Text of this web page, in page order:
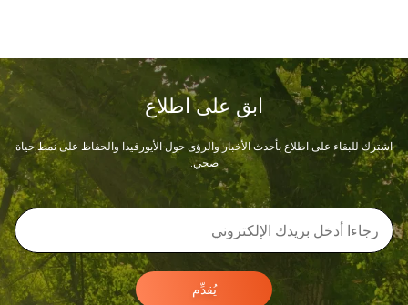
ابق على اطلاع
اشترك للبقاء على اطلاع بأحدث الأخبار والرؤى حول الأيورفيدا والحفاظ على نمط حياة
صحي.
يُقدِّم